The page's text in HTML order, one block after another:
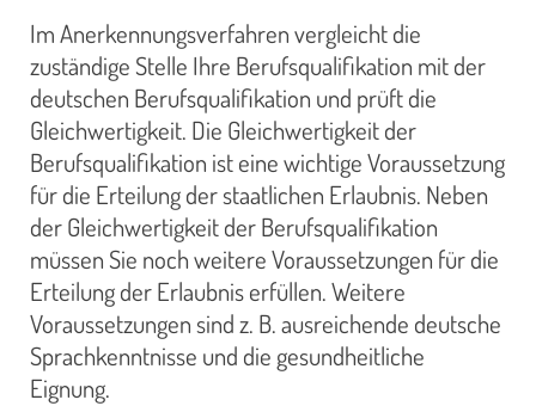
Im Anerkennungsverfahren vergleicht die
zuständige Stelle Ihre Berufsqualifikation mit der
deutschen Berufsqualifikation und prüft die
Gleichwertigkeit. Die Gleichwertigkeit der
Berufsqualifikation ist eine wichtige Voraussetzung
für die Erteilung der staatlichen Erlaubnis. Neben
der Gleichwertigkeit der Berufsqualifikation
müssen Sie noch weitere Voraussetzungen für die
Erteilung der Erlaubnis erfüllen. Weitere
Voraussetzungen sind z. B. ausreichende deutsche
Sprachkenntnisse und die gesundheitliche
Eignung.